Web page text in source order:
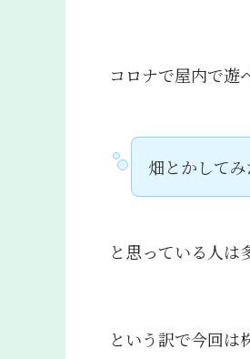
コロナで屋内で遊
畑とかして
と思っている人は
という訳で今回は